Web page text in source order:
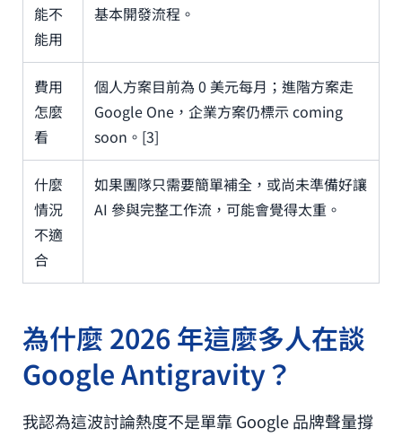
能不
能用
基本開發流程。
費用
怎麼
看
個人方案目前為 0 美元每月；進階方案走
Google One，企業方案仍標示 coming
soon。[3]
什麼
情況
不適
合
如果團隊只需要簡單補全，或尚未準備好讓
AI 參與完整工作流，可能會覺得太重。
為什麼 2026 年這麼多人在談
Google Antigravity？
我認為這波討論熱度不是單靠 Google 品牌聲量撐